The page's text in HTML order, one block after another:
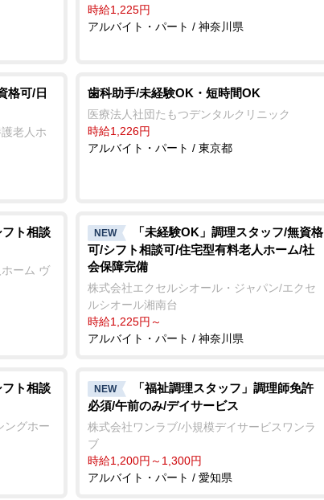
時給1,225円
アルバイト・パート / 神奈川県
格可/日
老人ホ
歯科助手/未経験OK・短時間OK
医療法人社団たもつデンタルクリニック
時給1,226円
アルバイト・パート / 東京都
フト相談
ーム ヴ
NEW
「未経験OK」調理スタッフ/無資格
可/シフト相談可/住宅型有料老人ホーム/社
会保障完備
株式会社エクセルシオール・ジャパン/エクセ
ルシオール湘南台
時給1,225円～
アルバイト・パート / 神奈川県
フト相談
ングホー
NEW
「福祉調理スタッフ」調理師免許
必須/午前のみ/デイサービス
株式会社ワンラブ/小規模デイサービスワンラ
ブ
時給1,200円～1,300円
アルバイト・パート / 愛知県